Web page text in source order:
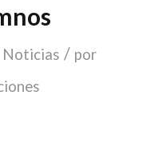
Noticias / por